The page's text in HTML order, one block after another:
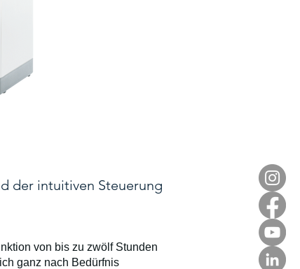
der intuitiven Steuerung
von bis zu zwölf Stunden
ganz nach Bedürfnis